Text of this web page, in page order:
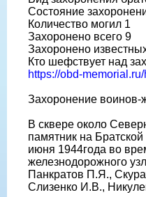
Состояние
Количество могил 1
Захоронено всего 9
Захоронено
Кто шефствует над
https://obd-
Захоронение воинов-
В сквере около
памятник на
июня 1944года во
железнодорожного
Панкратов П.Я.,
Слизенко И.В.,